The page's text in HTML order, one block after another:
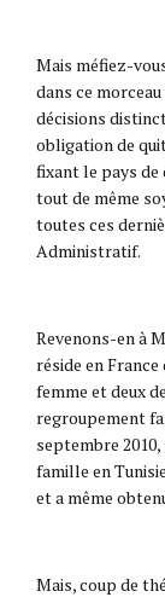
Mais méfiez-
dans ce
décisions
obligation de
fixant le pays de
tout de même
toutes ces
Administratif.
Revenons-en à
réside en France
femme et deux
regroupement
septembre
famille en
et a même
Mais, coup de